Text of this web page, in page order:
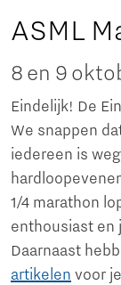
ASML
8 en 9
Eindelijk! De
We snappen
iedereen is
1/4 marathon
enthousiast en
Daarnaast
artikelen voor